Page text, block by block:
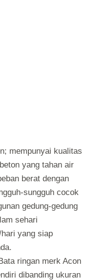
mempunyai kualitas
yang tahan air
berat dengan
sungguh cocok
gedung-gedung
sehari
yang siap
ringan merk Acon
dibanding ukuran